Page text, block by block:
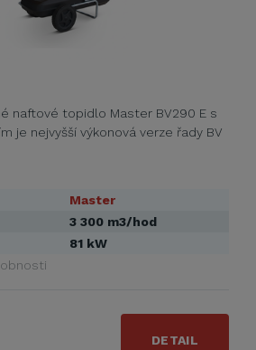
naftové topidlo Master BV290 E s
je nejvyšší výkonová verze řady BV
Master
3 300 m3/hod
81 kW
DETAIL